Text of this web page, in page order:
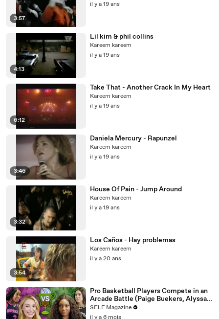
3:57
il y a 19 ans
4:13
Lil kim & phil collins
Kareem kareem
il y a 19 ans
6:12
Take That - Another Crack In My Heart
Kareem kareem
il y a 19 ans
3:46
Daniela Mercury - Rapunzel
Kareem kareem
il y a 19 ans
3:32
House Of Pain - Jump Around
Kareem kareem
il y a 19 ans
3:54
Los Caños - Hay problemas
Kareem kareem
il y a 20 ans
Pro Basketball Players Compete in an
Arcade Battle (Paige Buekers, Alyssa
Thomas & More)
SELF Magazine